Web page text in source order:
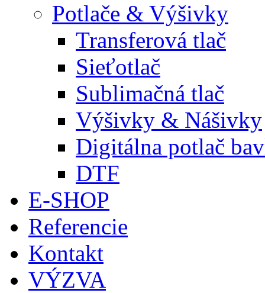
Potlače & Výšivky
Transferová tlač
Sieťotlač
Sublimačná tlač
Výšivky & Nášivky
Digitálna potlač
DTF
E-SHOP
Referencie
Kontakt
VÝZVA